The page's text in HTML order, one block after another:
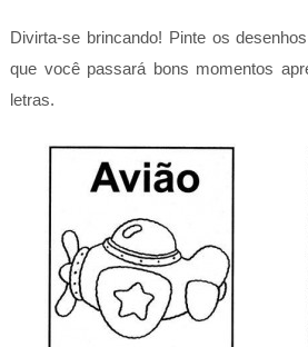
Divirta-se brincando! Pinte os
que você passará bons momentos
letras.